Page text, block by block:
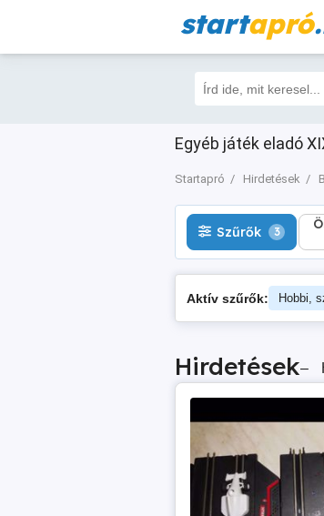
startapró
Egyéb játék eladó
Startapró Hirdetések
Szűrők 3
Szűrők 3
Aktív szűrők: Hobbi,
Hirdetések–